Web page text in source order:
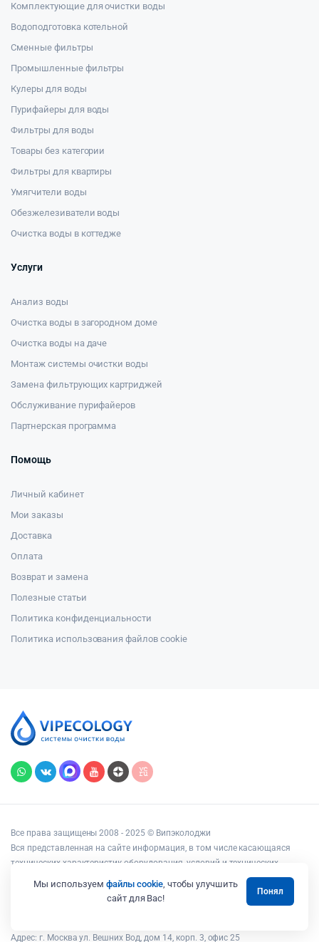
Комплектующие для очистки воды
Водоподготовка котельной
Сменные фильтры
Промышленные фильтры
Кулеры для воды
Пурифайеры для воды
Фильтры для воды
Товары без категории
Фильтры для квартиры
Умягчители воды
Обезжелезиватели воды
Очистка воды в коттедже
Услуги
Анализ воды
Очистка воды в загородном доме
Очистка воды на даче
Монтаж системы очистки воды
Замена фильтрующих картриджей
Обслуживание пурифайеров
Партнерская программа
Помощь
Личный кабинет
Мои заказы
Доставка
Оплата
Возврат и замена
Полезные статьи
Политика конфиденциальности
Политика использования файлов cookie
Все права защищены 2008 - 2025 © Випэколоджи
Вся представленная на сайте информация, в том числе касающаяся
технических характеристик оборудования, условий и технических
возможностей подключения, наличия на складе, стоимости товаров и
услуг, носит информационный характер и ни при каких условиях не
является публичной офертой, определяемой положениями статьи 437
Адрес: г. Москва ул. Вешних Вод, дом 14, корп. 3, офис 25
Мы используем файлы cookie, чтобы улучшить
сайт для Вас!
Понял